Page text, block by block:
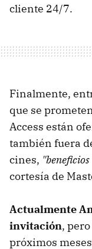
cliente 24/7.
Finalmente,
que se
Access están
también fuera
cines,
cortesía de
Actualmente
invitación,
próximos